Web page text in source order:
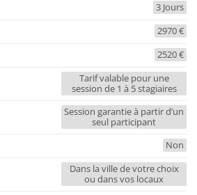
3 Jours
2970 €
2520 €
Tarif valable pour une
session de 1 à 5 stagiaires
Session garantie à partir d’un
seul participant
Non
Dans la ville de votre choix
ou dans vos locaux